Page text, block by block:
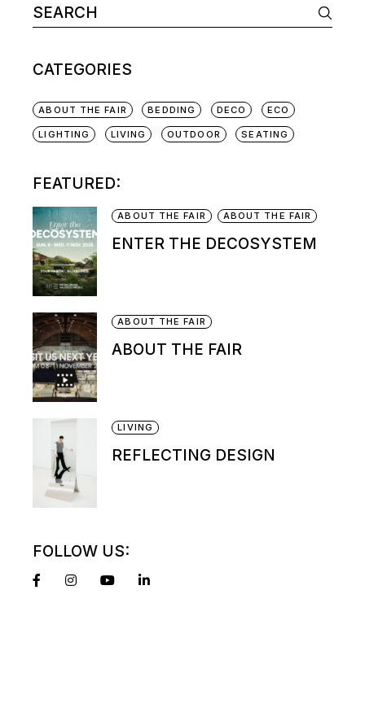
CATEGORIES
ABOUT THE FAIR BEDDING DECO ECO
LIGHTING LIVING OUTDOOR SEATING
FEATURED:
ABOUT THE FAIR ABOUT THE FAIR
ENTER THE DECOSYSTEM
ABOUT THE FAIR
ABOUT THE FAIR
LIVING
REFLECTING DESIGN
FOLLOW US: